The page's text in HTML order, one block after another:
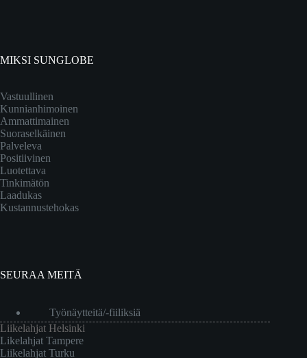
MIKSI SUNGLOBE
Vastuullinen
Kunnianhimoinen
Ammattimainen
Suoraselkäinen
Palveleva
Positiivinen
Luotettava
Tinkimätön
Laadukas
Kustannustehokas
SEURAA MEITÄ
Työnäytteitä/-fiiliksiä
Liikelahjat Helsinki
Likelahjat Tampere
Liikelahjat Turku